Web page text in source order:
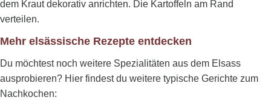
dem Kraut dekorativ anrichten. Die Kartoffeln am Rand
verteilen.
Mehr elsässische Rezepte entdecken
Du möchtest noch weitere Spezialitäten aus dem Elsass
ausprobieren? Hier findest du weitere typische Gerichte zum
Nachkochen: